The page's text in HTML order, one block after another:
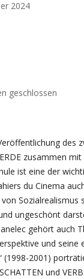
2024
geschlossen
des
zusammen
ist eine der
du Cinema
ungeschönt
gehört auch
und seine
(1998-2001)
und